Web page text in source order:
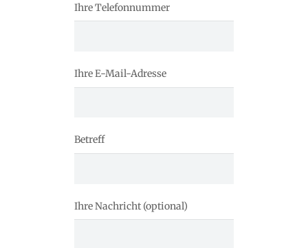
Ihre Telefonnummer
Ihre E-Mail-Adresse
Betreff
Ihre Nachricht (optional)